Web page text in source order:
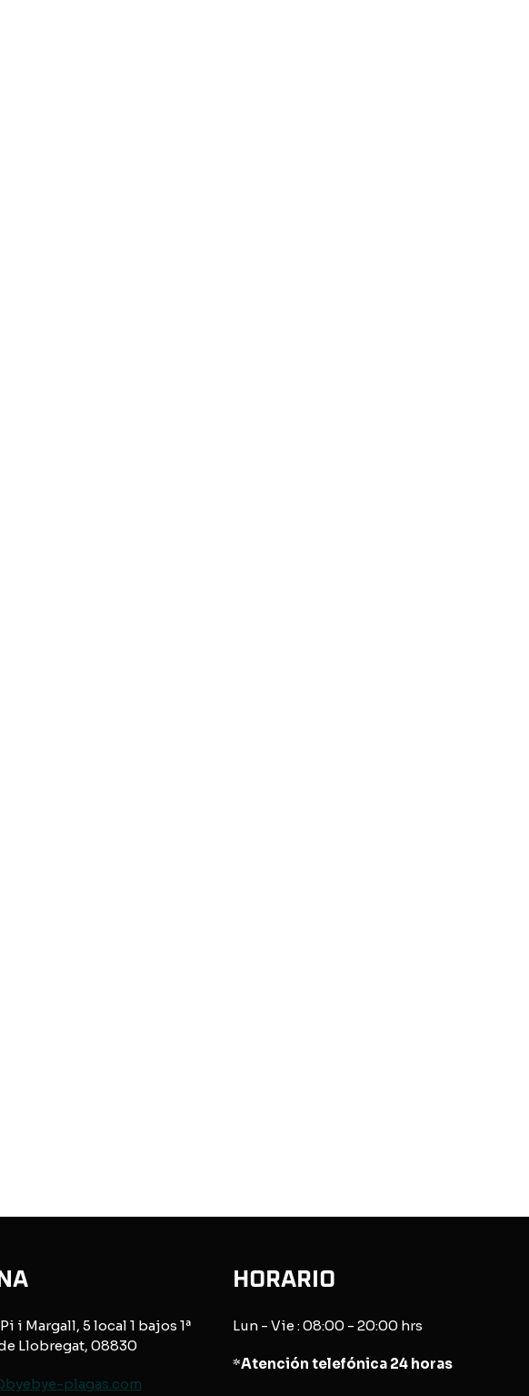
i Margall, 5 local 1 bajos 1ª
Llobregat, 08830
plagas.com
HORARIO
Lun - Vie : 08:00 - 20:00 hrs
*Atención telefónica 24 horas